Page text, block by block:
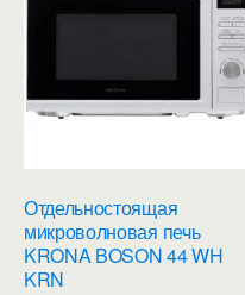
Отдельностоящая
микроволновая печь
KRONA BOSON 44 WH
KRN